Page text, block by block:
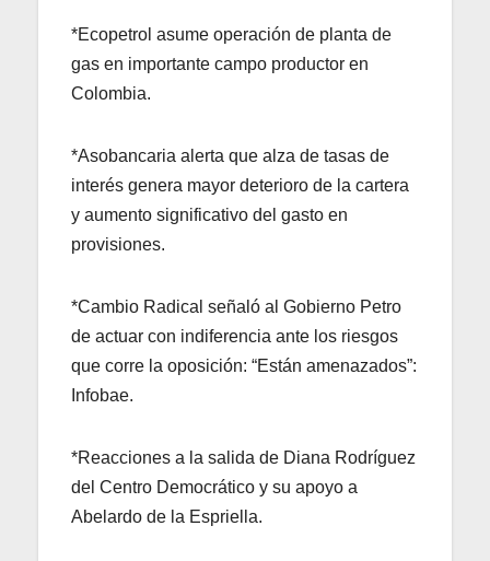
*Ecopetrol asume operación de planta de
gas en importante campo productor en
Colombia.
*Asobancaria alerta que alza de tasas de
interés genera mayor deterioro de la cartera
y aumento significativo del gasto en
provisiones.
*Cambio Radical señaló al Gobierno Petro
de actuar con indiferencia ante los riesgos
que corre la oposición: “Están amenazados”:
Infobae.
*Reacciones a la salida de Diana Rodríguez
del Centro Democrático y su apoyo a
Abelardo de la Espriella.